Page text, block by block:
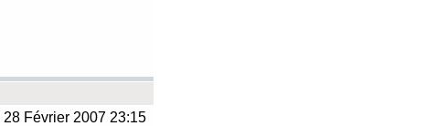
28 Février 2007 23:15